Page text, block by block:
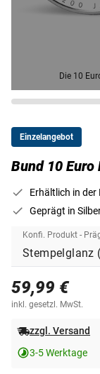
Die 10
Einzelangebot
Bund 10
Erhältlich in
Geprägt in
Konfi. Produkt -
59,99 €
inkl. gesetzl. MwSt.
zzgl. Versand
3-5 Werktage